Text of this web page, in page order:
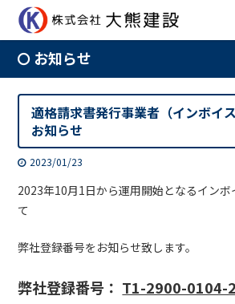
お知らせ
適格請求書発行事業者（インボイ
お知らせ
2023/01/23
2023年10月1日から運用開始となるインボ
て
弊社登録番号をお知らせ致します。
弊社登録番号： T1-2900-0104-